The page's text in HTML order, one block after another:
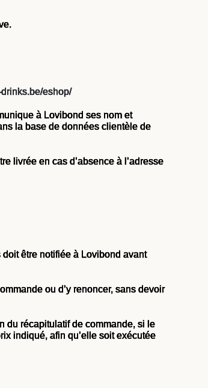
eshop/
à Lovibond ses nom et
la base de données clientèle de
livrée en cas d’absence à l’adresse
être notifiée à Lovibond avant
ou d’y renoncer, sans devoir
du récapitulatif de commande, si le
indiqué, afin qu’elle soit exécutée